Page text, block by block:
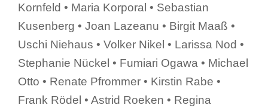
Kornfeld • Maria Korporal • Sebastian
Kusenberg • Joan Lazeanu • Birgit Maaß •
Uschi Niehaus • Volker Nikel • Larissa Nod •
Stephanie Nückel • Fumiari Ogawa • Michael
Otto • Renate Pfrommer • Kirstin Rabe •
Frank Rödel • Astrid Roeken • Regina